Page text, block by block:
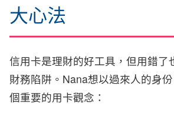
大心法
信用卡是理財的好工具，但用錯了
財務陷阱。Nana想以過來人的身
個重要的用卡觀念：